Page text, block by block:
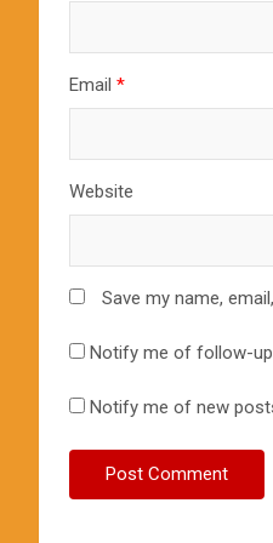
Email *
Website
Save my name,
Notify me of follow-
Notify me of new